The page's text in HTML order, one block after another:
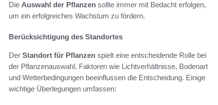
Die Auswahl der Pflanzen sollte immer mit Bedacht erfolgen,
um ein erfolgreiches Wachstum zu fördern.
Berücksichtigung des Standortes
Der Standort für Pflanzen spielt eine entscheidende Rolle bei
der Pflanzenauswahl. Faktoren wie Lichtverhältnisse, Bodenart
und Wetterbedingungen beeinflussen die Entscheidung. Einige
wichtige Überlegungen umfassen: